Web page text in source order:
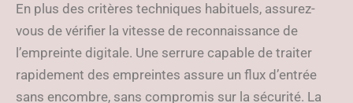
En plus des critères techniques habituels, assurez-
vous de vérifier la vitesse de reconnaissance de
l’empreinte digitale. Une serrure capable de traiter
rapidement des empreintes assure un flux d’entrée
sans encombre, sans compromis sur la sécurité. La